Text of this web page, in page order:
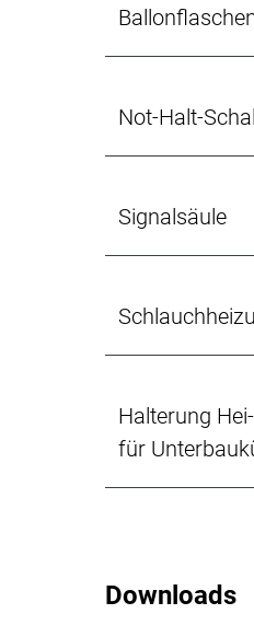
Not-Halt-
Signalsäule
Halterung
für
Downloads